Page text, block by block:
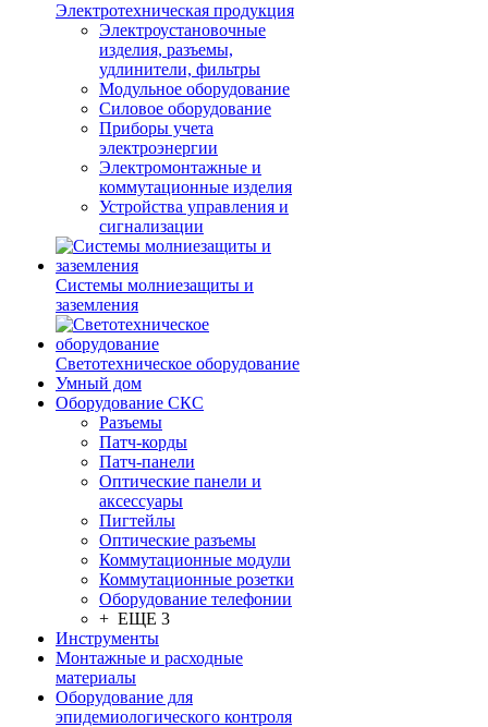
Электротехническая продукция
Электроустановочные
изделия, разъемы,
удлинители, фильтры
Модульное оборудование
Силовое оборудование
Приборы учета
электроэнергии
Электромонтажные и
коммутационные изделия
Устройства управления и
сигнализации
Системы молниезащиты и
заземления
Светотехническое оборудование
Умный дом
Оборудование СКС
Разъемы
Патч-корды
Патч-панели
Оптические панели и
аксессуары
Пигтейлы
Оптические разъемы
Коммутационные модули
Коммутационные розетки
Оборудование телефонии
+ ЕЩЕ 3
Инструменты
Монтажные и расходные
материалы
Оборудование для
эпидемиологического контроля